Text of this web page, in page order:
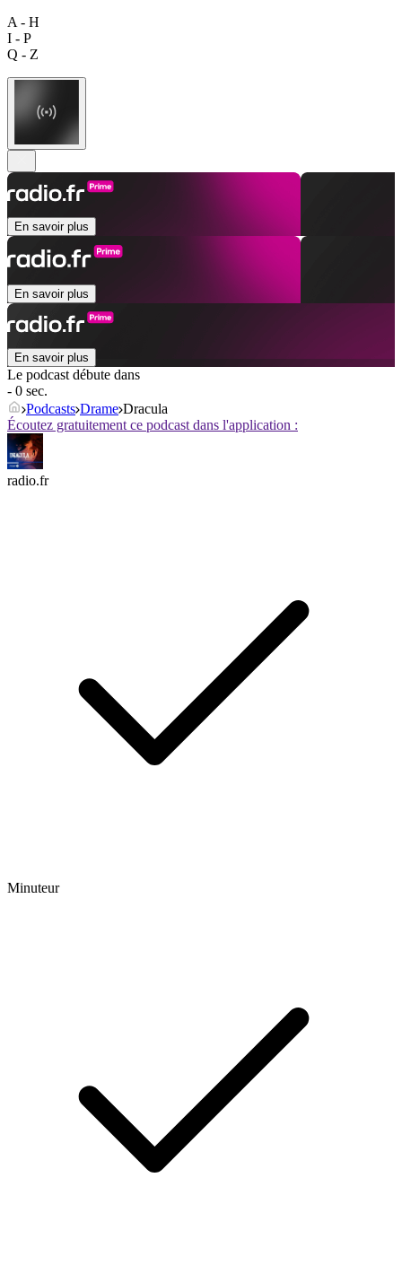
A - H
I - P
Q - Z
En savoir plus
En savoir plus
En savoir plus
Le podcast débute dans
- 0 sec.
Podcasts Drame Dracula
Écoutez gratuitement ce podcast dans l'application :
radio.fr
Minuteur